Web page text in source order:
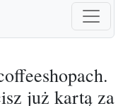
już kartą za